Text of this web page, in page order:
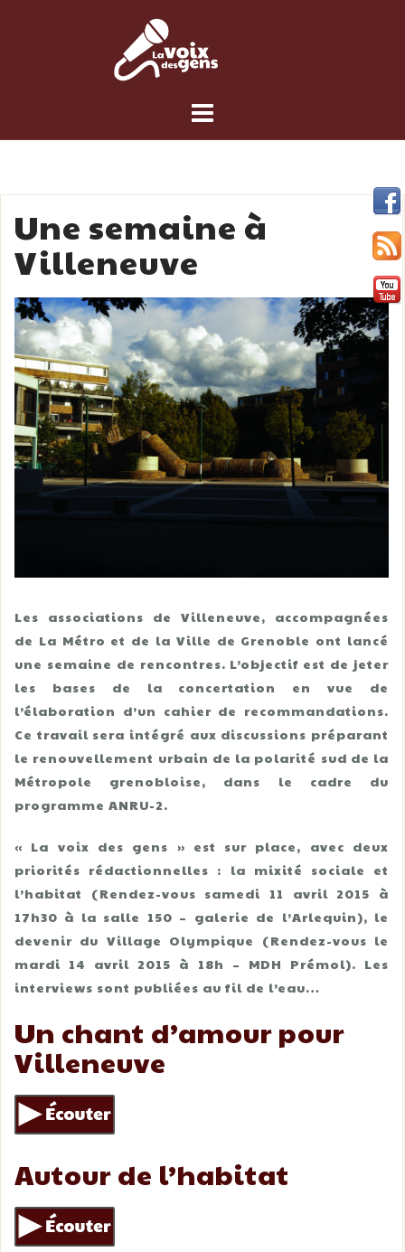
Une semaine à
Villeneuve
Les associations de Villeneuve, accompagnées
de La Métro et de la Ville de Grenoble ont lancé
une semaine de rencontres. L’objectif est de jeter
les bases de la concertation en vue de
l’élaboration d’un cahier de recommandations.
Ce travail sera intégré aux discussions préparant
le renouvellement urbain de la polarité sud de la
Métropole grenobloise, dans le cadre du
programme ANRU-2.
« La voix des gens » est sur place, avec deux
priorités rédactionnelles : la mixité sociale et
l’habitat (Rendez-vous samedi 11 avril 2015 à
17h30 à la salle 150 – galerie de l’Arlequin), le
devenir du Village Olympique (Rendez-vous le
mardi 14 avril 2015 à 18h – MDH Prémol). Les
interviews sont publiées au fil de l’eau…
Un chant d’amour pour
Villeneuve
Autour de l’habitat